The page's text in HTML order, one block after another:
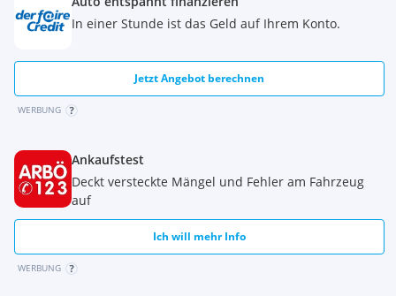
In einer Stunde ist das Geld auf Ihrem Konto.
Jetzt Angebot berechnen
WERBUNG
Ankaufstest
Deckt versteckte Mängel und Fehler am Fahrzeug
auf
Ich will mehr Info
WERBUNG